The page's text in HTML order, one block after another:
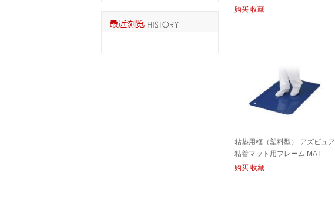
购买 收藏
粘垫用框（塑料型） アズピュア
粘着マット用フレーム MAT
FRAME
购买 收藏